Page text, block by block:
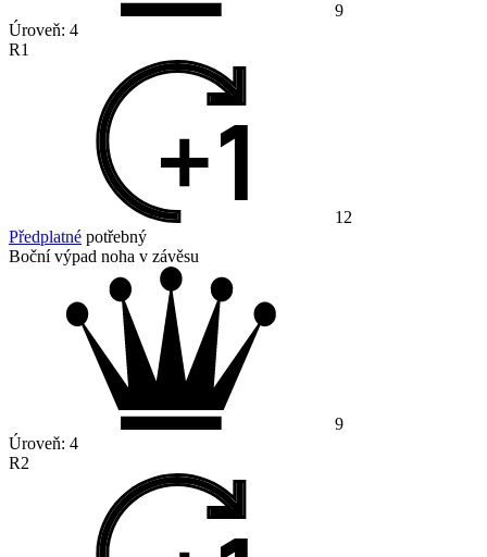
9
Úroveň: 4
R1
12
Předplatné potřebný
Boční výpad noha v závěsu
9
Úroveň: 4
R2